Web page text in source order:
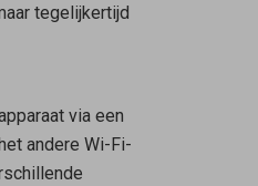
tegelijkertijd
via een
andere Wi-Fi-